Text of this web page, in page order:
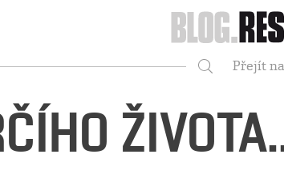
Přejít